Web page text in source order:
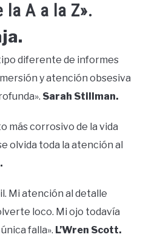
la A a la Z».
diferente de informes
y atención obsesiva
Sarah Stillman.
más corrosivo de la vida
olvida toda la atención al
Mi atención al detalle
loco. Mi ojo todavía
falla». L’Wren Scott.